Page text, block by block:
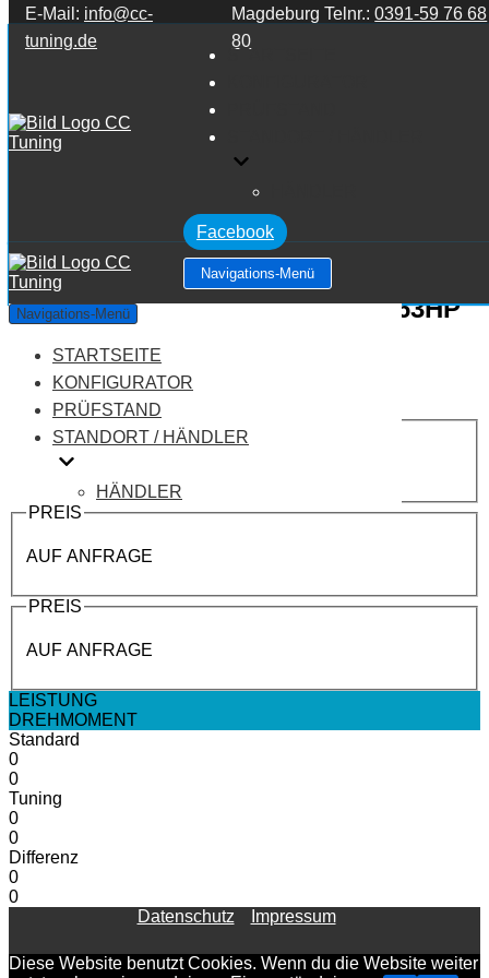
Zum Inhalt springen
E-Mail: info@cc-
tuning.de
Magdeburg Telnr.:0391-59 76 68
80
STARTSEITE
Facebook
Navigations-Menü
Navigations-Menü
STARTSEITE
KONFIGURATOR
PRÜFSTAND
STANDORT / HÄNDLER
HÄNDLER
Audi A4 B7 2.5 V6 TDI 120KW/163HP
Leistung:163 PS
Drehmoment: 350 NM
Motortyp:Diesel
PREIS
AUF ANFRAGE
PREIS
AUF ANFRAGE
PREIS
AUF ANFRAGE
LEISTUNG
DREHMOMENT
Standard
0
0
Tuning
0
0
Differenz
0
0
Datenschutz
Impressum
Diese Website benutzt Cookies. Wenn du die Website weiter